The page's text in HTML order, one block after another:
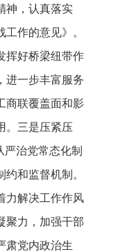
神，认真落实
工作的意见》。
挥好桥梁纽带作
进一步丰富服务
商联覆盖面和影
。三是压紧压
严治党常态化制
和监督机制。
力解决工作作风
聚力，加强干部
肃党内政治生